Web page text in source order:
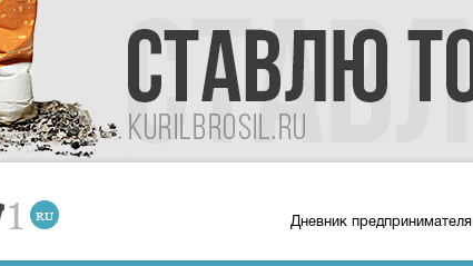
Дневник предпринимателя